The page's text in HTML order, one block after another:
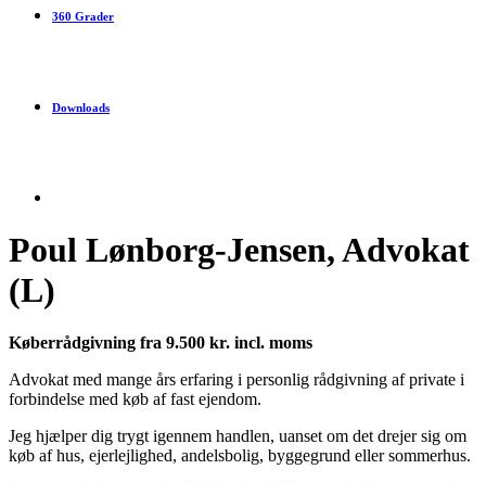
360 Grader
Downloads
Poul Lønborg-Jensen, Advokat
(L)
Køberrådgivning fra 9.500 kr. incl. moms
Advokat med mange års erfaring i personlig rådgivning af private i
forbindelse med køb af fast ejendom.
Jeg hjælper dig trygt igennem handlen, uanset om det drejer sig om
køb af hus, ejerlejlighed, andelsbolig, byggegrund eller sommerhus.